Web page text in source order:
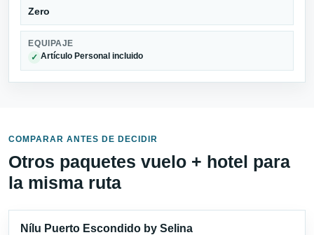
Zero
EQUIPAJE
✓ Artículo Personal incluido
COMPARAR ANTES DE DECIDIR
Otros paquetes vuelo + hotel para
la misma ruta
Nílu Puerto Escondido by Selina